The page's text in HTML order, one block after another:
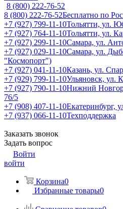
8 (800) 222-76-52
8 (800) 222-76-52Бесплатно по
+7 (927) 799-11-10Тольятти, ул.
+7 (927) 764-11-10Тольятти, ул.
+7 (927) 299-11-10Самара, ул.
+7 (927) 029-11-10Самара, ул.
"Космопорт")
+7 (927) 041-11-10Казань, ул.
+7 (929) 799-11-10Ульяновск, ул.
+7 (927) 790-11-10Нижний
76/5
+7 (908) 407-11-10Екатеринбург,
+7 (937) 066-11-10Техподдержка
Заказать звонок
Задать вопрос
Войти
войти
Корзина0
Избранные товары0